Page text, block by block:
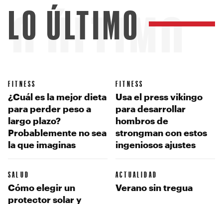
ÚLTIMO
LO ÚLTIMO
FITNESS
¿Cuál es la mejor dieta
para perder peso a
largo plazo?
Probablemente no sea
la que imaginas
FITNESS
Usa el press vikingo
para desarrollar
hombros de
strongman con estos
ingeniosos ajustes
SALUD
Cómo elegir un
protector solar y
ACTUALIDAD
Verano sin tregua